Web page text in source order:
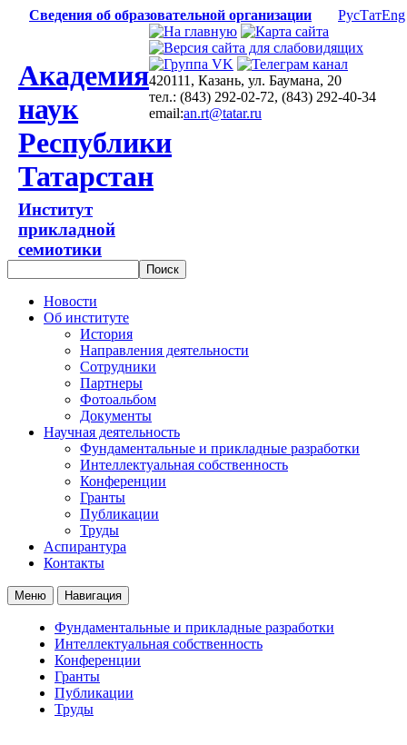
Сведения об образовательной организации РусТатEng
Академия
наук
Республики
Татарстан
Институт
прикладной
семиотики
420111, Казань, ул. Баумана, 20
тел.: (843) 292-02-72, (843) 292-40-34
email:an.rt@tatar.ru
Новости
Об институте
История
Направления деятельности
Сотрудники
Партнеры
Фотоальбом
Документы
Научная деятельность
Фундаментальные и прикладные разработки
Интеллектуальная собственность
Конференции
Гранты
Публикации
Труды
Аспирантура
Контакты
Меню Навигация
Фундаментальные и прикладные разработки
Интеллектуальная собственность
Конференции
Гранты
Публикации
Труды